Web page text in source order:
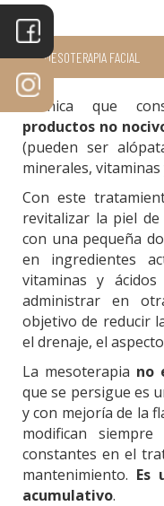
MESOTERAPIA FACIAL
Técnica que
productos no
(pueden ser
minerales, vitaminas
Con este
revitalizar la piel
con una pequeña
en ingredientes
vitaminas y
administrar en
objetivo de reducir
el drenaje, el
La mesoterapia no
que se persigue es
y con mejoría de la
modifican
constantes en el
mantenimiento. Es
acumulativo.